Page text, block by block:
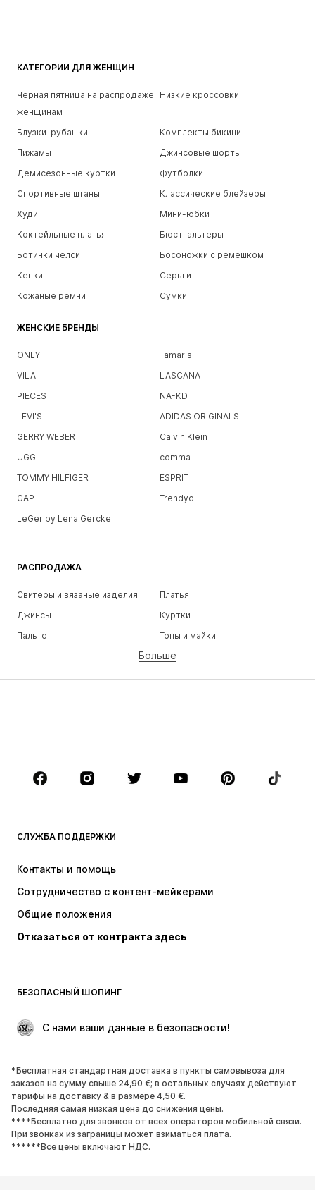
КАТЕГОРИИ ДЛЯ ЖЕНЩИН
Черная пятница на распродаже
женщинам
Низкие кроссовки
Блузки-рубашки
Комплекты бикини
Пижамы
Джинсовые шорты
Демисезонные куртки
Футболки
Спортивные штаны
Классические блейзеры
Худи
Мини-юбки
Коктейльные платья
Бюстгальтеры
Ботинки челси
Босоножки с ремешком
Кепки
Серьги
Кожаные ремни
Сумки
ЖЕНСКИЕ БРЕНДЫ
ONLY
Tamaris
VILA
LASCANA
PIECES
NA-KD
LEVI'S
ADIDAS ORIGINALS
GERRY WEBER
Calvin Klein
UGG
comma
TOMMY HILFIGER
ESPRIT
GAP
Trendyol
LeGer by Lena Gercke
РАСПРОДАЖА
Свитеры и вязаные изделия
Платья
Джинсы
Куртки
Пальто
Топы и майки
Белье
Аксессуары
Премиум
НОВИНКИ
Куртки
Свитеры и вязаные изделия
Белье
Пальто
Юбки
Поводы
ЭКСКЛЮЗИВ
ОБУВЬ
НОВИНКИ
Модные тенденции
Кроссовки и кеды
Ботинки
Лодочки и туфли на высоких
Больше
СЛУЖБА ПОДДЕРЖКИ
Контакты и помощь
Сотрудничество с контент-мейкерами
Общие положения
Отказаться от контракта здесь
БЕЗОПАСНЫЙ ШОПИНГ
С нами ваши данные в безопасности!
*Бесплатная стандартная доставка в пункты самовывоза для
заказов на сумму свыше 24,90 €; в остальных случаях действуют
тарифы на доставку & в размере 4,50 €.
Последняя самая низкая цена до снижения цены.
****Бесплатно для звонков от всех операторов мобильной связи.
При звонках из заграницы может взиматься плата.
******Все цены включают НДС.